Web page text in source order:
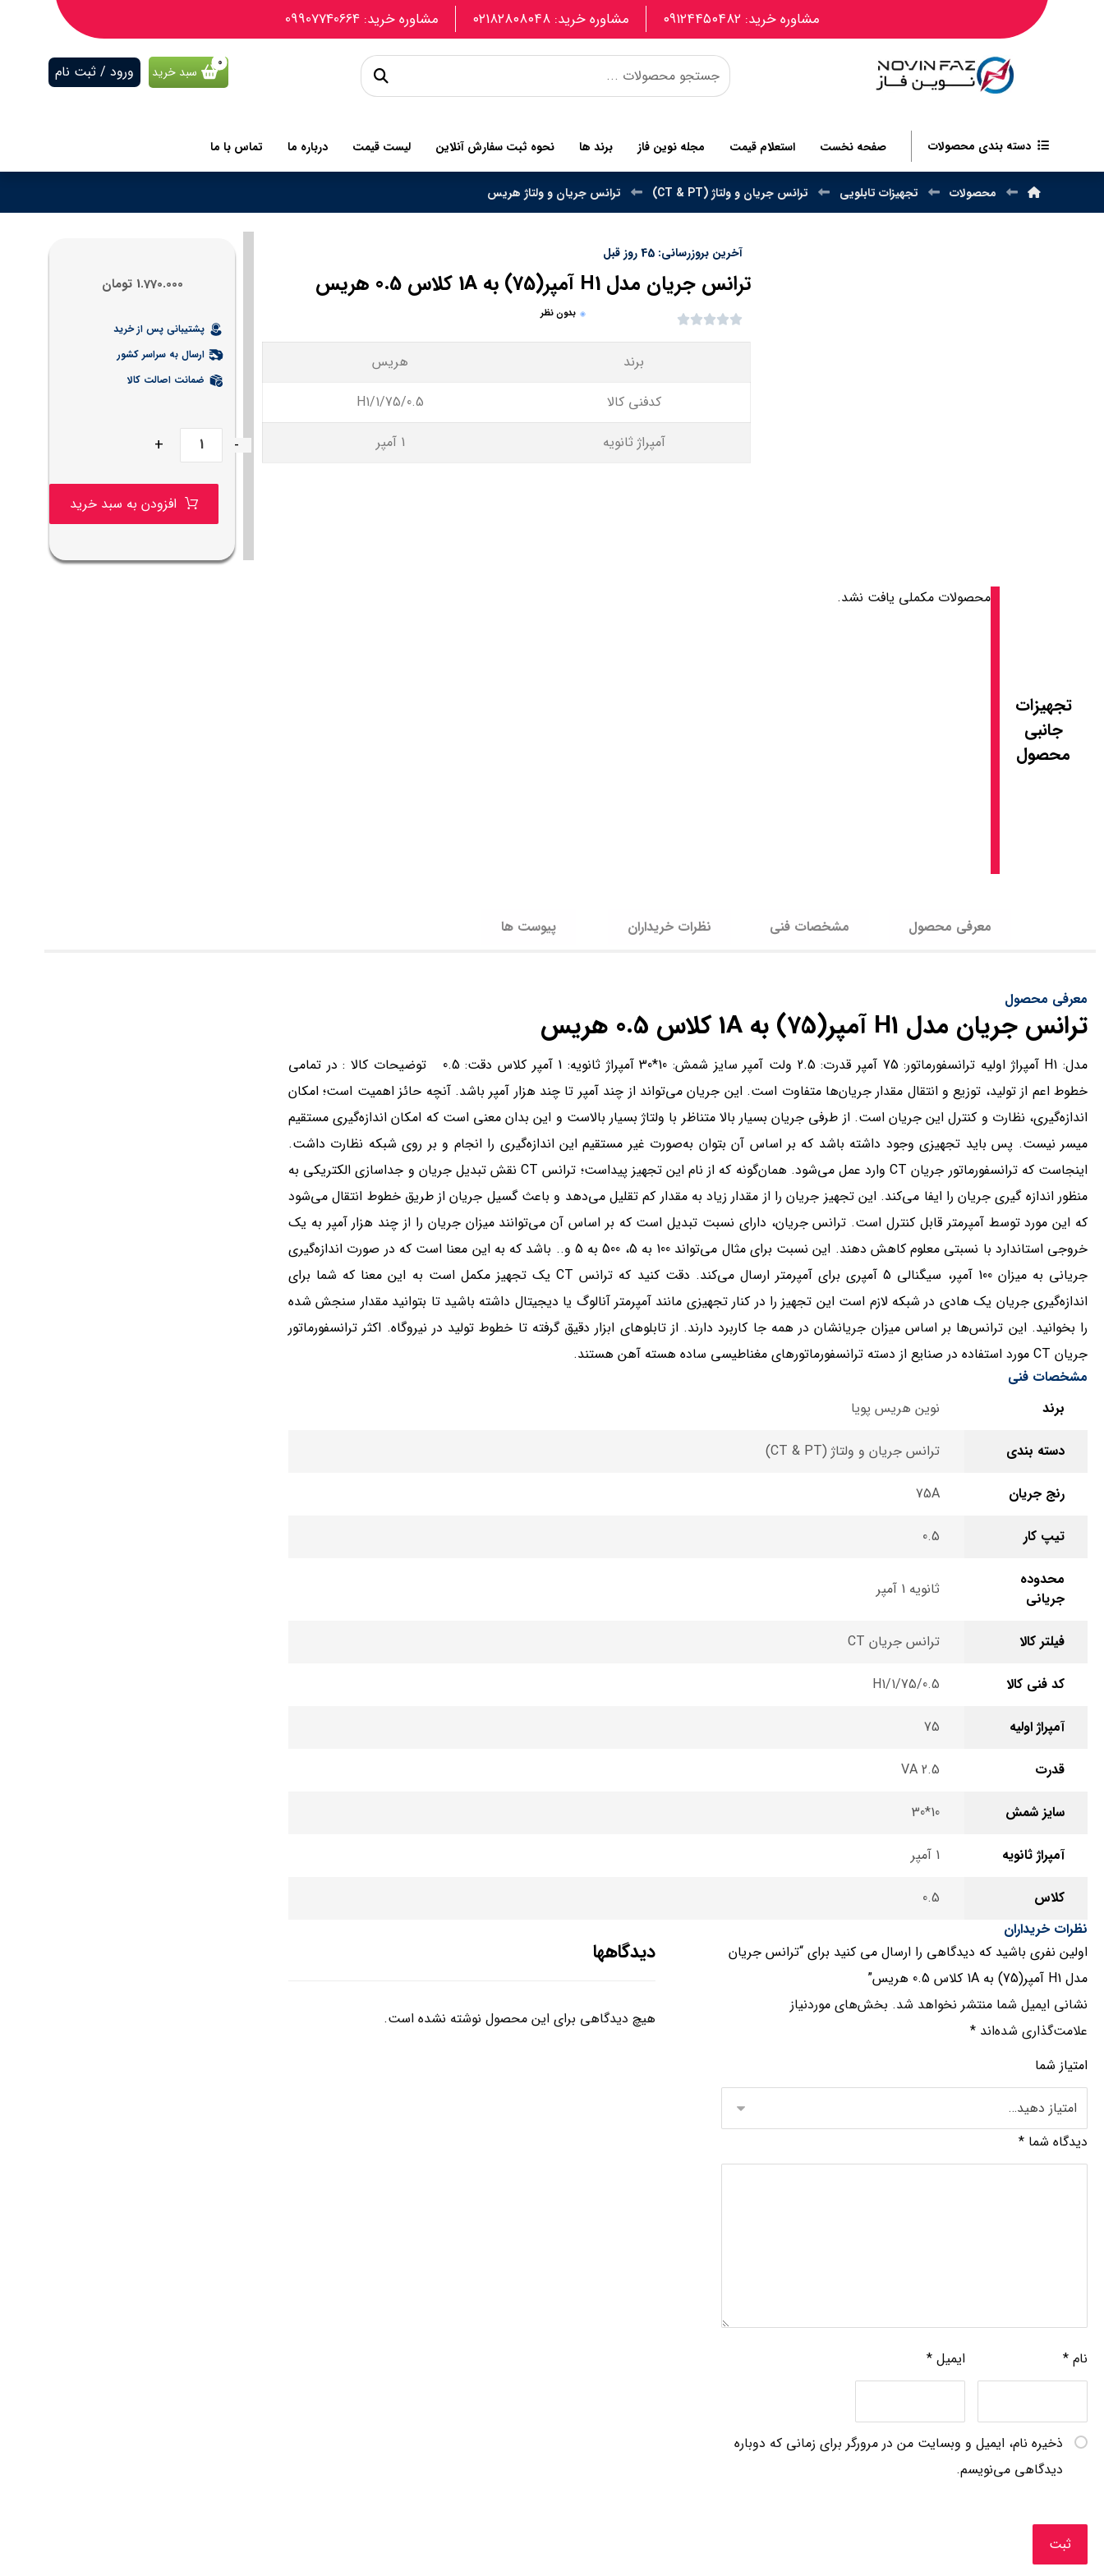
مشاوره خرید: 09907740664 مشاوره خرید: ۰۲۱۸۲۸۰۸۰۴۸ مشاوره خرید: ۰۹۱۲۴۴۵۰۴۸۲
ورود / ثبت نام سبد خرید
دسته بندی محصولات صفحه نخست استعلام قیمت مجله نوین فاز برند ها نحوه ثبت سفارش آنلاین لیست قیمت درباره ما تماس با ما
محصولات تجهیزات تابلویی ترانس جریان و ولتاژ (CT & PT) ترانس جریان و ولتاژ هریس
آخرین بروزرسانی: 45 روز قبل
ترانس جریان مدل H1 آمپر(75) به 1A کلاس 0.5 هریس
بدون نظر
برند
هریس
کدفنی کالا
H1/1/75/0.5
آمپراژ ثانویه
1 آمپر
1.770.000 تومان
پشتیبانی پس از خرید
ارسال به سراسر کشور
ضمانت اصالت کالا
-
+
افزودن به سبد خرید
تجهیزات
جانبی
محصول
محصولات مکملی یافت نشد.
معرفی محصول مشخصات فنی نظرات خریداران پیوست ها
معرفی محصول
ترانس جریان مدل H1 آمپر(75) به 1A کلاس 0.5 هریس
مدل: H1 آمپراژ اولیه ترانسفورماتور: 75 آمپر قدرت: 2.5 ولت آمپر سایز شمش: 10*30 آمپراژ ثانویه: 1 آمپر کلاس دقت: 0.5 توضیحات کالا : در تمامی
خطوط اعم از تولید، توزیع و انتقال مقدار جریان‌ها متفاوت است. این جریان می‌تواند از چند آمپر تا چند هزار آمپر باشد. آنچه حائز اهمیت است؛ امکان
اندازه‌گیری، نظارت و کنترل این جریان است. از طرفی جریان بسیار بالا متناظر با ولتاژ بسیار بالاست و این بدان معنی است که امکان اندازه‌گیری مستقیم
میسر نیست. پس باید تجهیزی وجود داشته باشد که بر اساس آن بتوان به‌صورت غیر مستقیم این اندازه‌گیری را انجام و بر روی شبکه نظارت داشت.
اینجاست که ترانسفورماتور جریان CT وارد عمل می‌شود. همان‌گونه که از نام این تجهیز پیداست؛ ترانس CT نقش تبدیل جریان و جداسازی الکتریکی به
منظور اندازه گیری جریان را ایفا می‌کند. این تجهیز جریان را از مقدار زیاد به مقدار کم تقلیل می‌دهد و باعث گسیل جریان از طریق خطوط انتقال می‌شود
که این مورد توسط آمپرمتر قابل کنترل است. ترانس جریان، دارای نسبت تبدیل است که بر اساس آن می‌توانند میزان جریان را از چند هزار آمپر به یک
خروجی استاندارد با نسبتی معلوم کاهش دهند. این نسبت برای مثال می‌تواند 100 به 5، 500 به 5 و.. باشد که به این معنا است که در صورت اندازه‌گیری
جریانی به میزان 100 آمپر، سیگنالی 5 آمپری برای آمپرمتر ارسال می‌کند. دقت کنید که ترانس CT یک تجهیز مکمل است به این معنا که شما برای
اندازه‌گیری جریان یک هادی در شبکه لازم است این تجهیز را در کنار تجهیزی مانند آمپرمتر آنالوگ یا دیجیتال داشته باشید تا بتوانید مقدار سنجش شده
را بخوانید. این ترانس‌ها بر اساس میزان جریانشان در همه جا کاربرد دارند. از تابلوهای ابزار دقیق گرفته تا خطوط تولید در نیروگاه. اکثر ترانسفورماتور
جریان CT مورد استفاده در صنایع از دسته ترانسفورماتورهای مغناطیسی ساده هسته آهن هستند.
مشخصات فنی
برند
نوین هریس پویا
دسته بندی ترانس جریان و ولتاژ (CT & PT)
رنج جریان 75A
تیپ کار 0.5
محدوده
جریانی
ثانویه 1 آمپر
فیلتر کالا ترانس جریان CT
کد فنی کالا H1/1/75/0.5
آمپراژ اولیه 75
قدرت 2.5 VA
سایز شمش 10*30
آمپراژ ثانویه 1 آمپر
کلاس
0.5
نظرات خریداران
دیدگاهها
هیچ دیدگاهی برای این محصول نوشته نشده است.
اولین نفری باشید که دیدگاهی را ارسال می کنید برای “ترانس جریان
مدل H1 آمپر(75) به 1A کلاس 0.5 هریس”
نشانی ایمیل شما منتشر نخواهد شد. بخش‌های موردنیاز
علامت‌گذاری شده‌اند *
امتیاز شما
دیدگاه شما *
نام * ایمیل *
ذخیره نام، ایمیل و وبسایت من در مرورگر برای زمانی که دوباره
دیدگاهی می‌نویسم.